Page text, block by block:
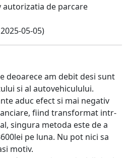
autorizatia de parcare
05-05)
deoarece am debit desi sunt
si al autovehiculului.
aduc efect si mai negativ
fiind transformat intr-
singura metoda este de a
pe luna. Nu pot nici sa
motiv.